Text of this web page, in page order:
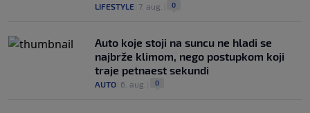
LIFESTYLE 7. aug. 0
Auto koje stoji na suncu ne hladi se
najbrže klimom, nego postupkom koji
traje petnaest sekundi
AUTO 6. aug. 0